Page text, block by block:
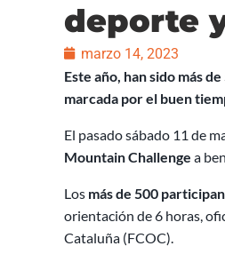
deporte
marzo 14, 2023
Este año, han sido más
marcada por el buen
El pasado sábado 11 de
Mountain Challenge a
Los más de 500
orientación de 6 horas,
Cataluña (FCOC).